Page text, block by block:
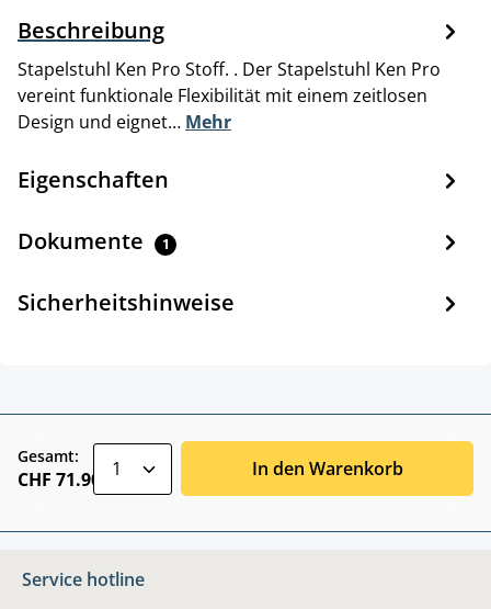
Beschreibung
Stapelstuhl Ken Pro Stoff. . Der Stapelstuhl Ken Pro
vereint funktionale Flexibilität mit einem zeitlosen
Design und eignet… Mehr
Eigenschaften
Dokumente 1
Sicherheitshinweise
Gesamt:
CHF 71.90 In den Warenkorb
Service hotline